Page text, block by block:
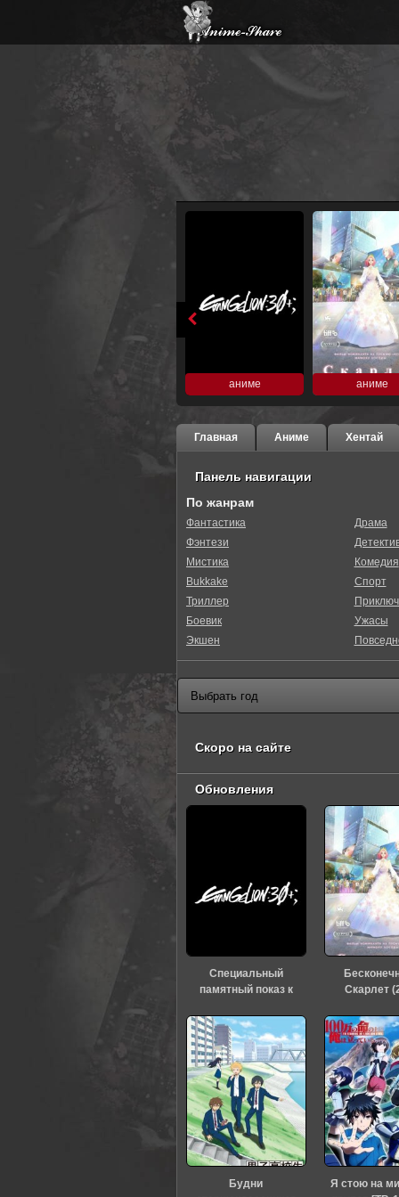
аниме аниме
Главная Аниме Хентай
Панель навигации
По жанрам
Фантастика
Фэнтези
Мистика
Bukkake
Триллер
Боевик
Экшен
Драма
Комедия
Спорт
Ужасы
Скоро на сайте
Обновления
Специальный
памятный показ к
«Евангелиона» (2026)
Скарлет
Будни
Я стою на